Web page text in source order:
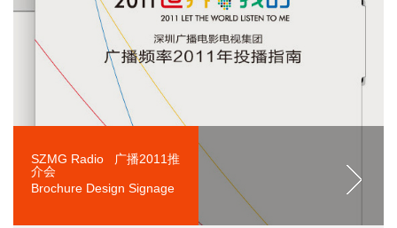
SZMG Radio 广播2011推
介会
Brochure Design Signage